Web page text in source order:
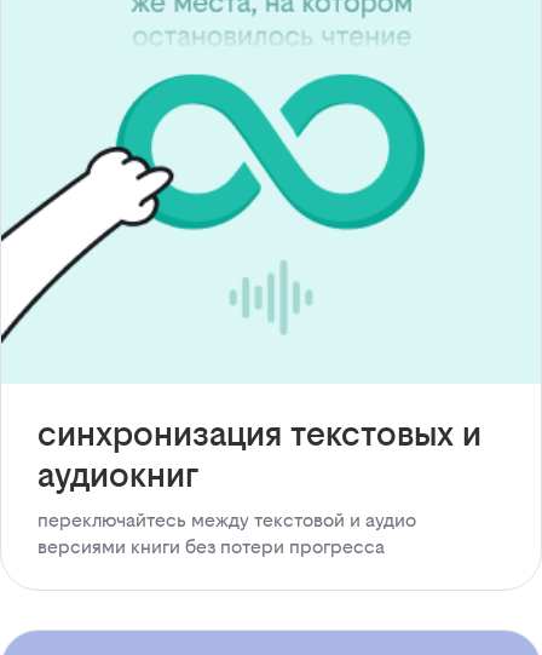
синхронизация текстовых и
аудиокниг
переключайтесь между текстовой и аудио
версиями книги без потери прогресса